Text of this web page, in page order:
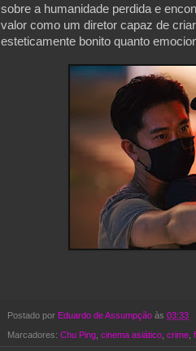
sobre a humanidade perdida e
valor como um diretor capaz de
esteticamente bonito quanto
Postado por Eduardo de Assumpção às 03:33
Marcadores: Chu Ping cinema asiático crime